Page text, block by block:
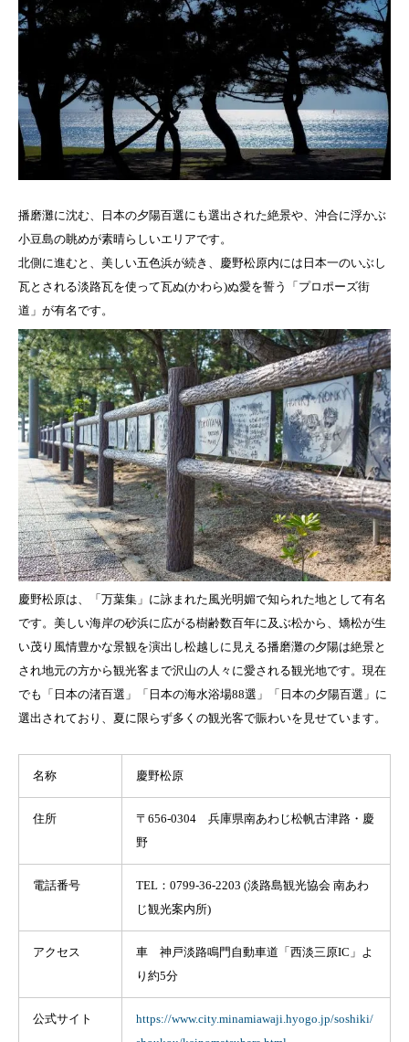
播磨灘に沈む、日本の夕陽百選にも選出された絶景や、沖合に浮かぶ
小豆島の眺めが素晴らしいエリアです。
北側に進むと、美しい五色浜が続き、慶野松原内には日本一のいぶし
瓦とされる淡路瓦を使って瓦ぬ(かわら)ぬ愛を誓う「プロポーズ街
道」が有名です。
慶野松原は、「万葉集」に詠まれた風光明媚で知られた地として有名
です。美しい海岸の砂浜に広がる樹齢数百年に及ぶ松から、矯松が生
い茂り風情豊かな景観を演出し松越しに見える播磨灘の夕陽は絶景と
され地元の方から観光客まで沢山の人々に愛される観光地です。現在
でも「日本の渚百選」「日本の海水浴場88選」「日本の夕陽百選」に
選出されており、夏に限らず多くの観光客で賑わいを見せています。
名称 慶野松原
住所
〒656-0304 兵庫県南あわじ松帆古津路・慶
野
電話番号
TEL：0799-36-2203 (淡路島観光協会 南あわ
じ観光案内所)
アクセス
車 神戸淡路鳴門自動車道「西淡三原IC」よ
り約5分
公式サイト
https://www.city.minamiawaji.hyogo.jp/soshiki/